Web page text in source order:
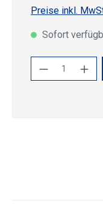
Preise inkl.
Sofort
Produkt